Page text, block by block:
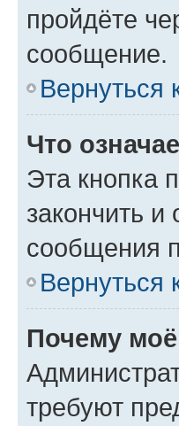
пройдёте
сообщение.
Вернуться
Что
Эта кнопка
закончить и
сообщения
Вернуться
Почему
требуют